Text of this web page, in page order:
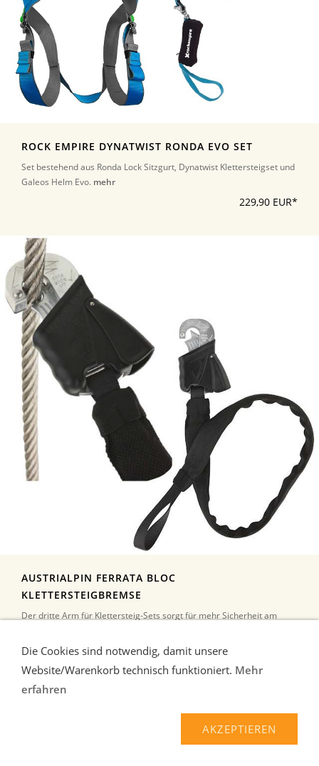
ROCK EMPIRE DYNATWIST RONDA EVO SET
Set bestehend aus Ronda Lock Sitzgurt, Dynatwist Klettersteigset und
Galeos Helm Evo. mehr
229,90 EUR*
AUSTRIALPIN FERRATA BLOC
KLETTERSTEIGBREMSE
Der dritte Arm für Klettersteig-Sets sorgt für mehr Sicherheit am
Die Cookies sind notwendig, damit unsere
Website/Warenkorb technisch funktioniert. Mehr
erfahren
AKZEPTIEREN